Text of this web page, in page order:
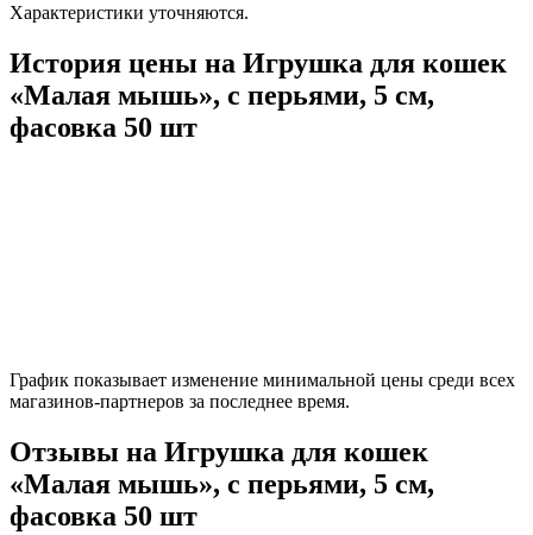
Характеристики уточняются.
История цены на Игрушка для кошек
«Малая мышь», с перьями, 5 см,
фасовка 50 шт
График показывает изменение минимальной цены среди всех
магазинов-партнеров за последнее время.
Отзывы на Игрушка для кошек
«Малая мышь», с перьями, 5 см,
фасовка 50 шт